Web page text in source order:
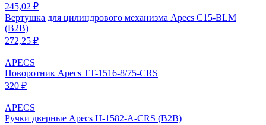
245,02 ₽
Вертушка для цилиндрового механизма Apecs C15-BLM
(B2B)
272,25 ₽
APECS
Поворотник Apecs TT-1516-8/75-CRS
320 ₽
APECS
Ручки дверные Apecs H-1582-A-CRS (B2B)